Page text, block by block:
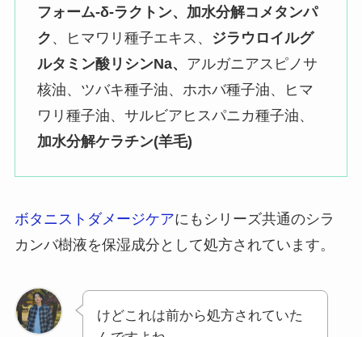
フォーム-δ-ラクトン、加水分解コメタンパ
ク 、ヒマワリ種子エキス、
ジラウロイルグ
ルタミン酸リシンNa、 アルガニアスピノサ
核油、ツバキ種子油、ホホバ種子油、ヒマ
ワリ種子油、サルビアヒスパニカ種子油、
加水分解ケラチン(羊毛)
ボタニストダメージケアにもシリーズ共通のシラ
カンバ樹液を保湿成分として処方されています。
けどこれは前から処方されていた